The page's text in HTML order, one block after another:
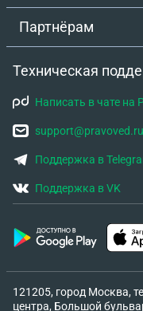
Партнёрам
Техническая
Написать в чате на
support@pravoved.ru
Поддержка в
Поддержка в VK
121205, город Москва,
центра, Большой